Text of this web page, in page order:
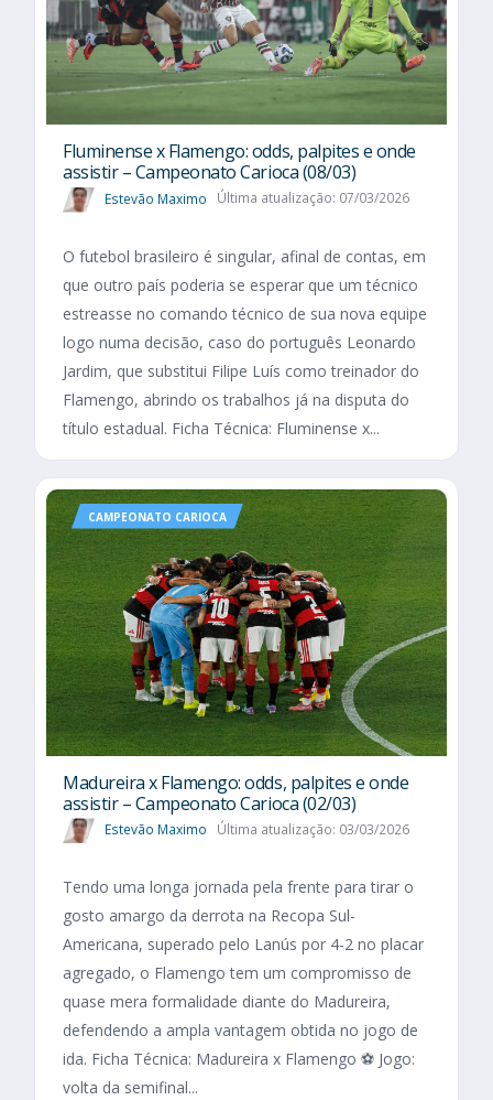
Fluminense x Flamengo: odds, palpites e onde
assistir – Campeonato Carioca (08/03)
Estevão Maximo Última atualização: 07/03/2026
O futebol brasileiro é singular, afinal de contas, em
que outro país poderia se esperar que um técnico
estreasse no comando técnico de sua nova equipe
logo numa decisão, caso do português Leonardo
Jardim, que substitui Filipe Luís como treinador do
Flamengo, abrindo os trabalhos já na disputa do
título estadual. Ficha Técnica: Fluminense x...
CAMPEONATO CARIOCA
Madureira x Flamengo: odds, palpites e onde
assistir – Campeonato Carioca (02/03)
Estevão Maximo Última atualização: 03/03/2026
Tendo uma longa jornada pela frente para tirar o
gosto amargo da derrota na Recopa Sul-
Americana, superado pelo Lanús por 4-2 no placar
agregado, o Flamengo tem um compromisso de
quase mera formalidade diante do Madureira,
defendendo a ampla vantagem obtida no jogo de
ida. Ficha Técnica: Madureira x Flamengo ⚽ Jogo:
volta da semifinal...